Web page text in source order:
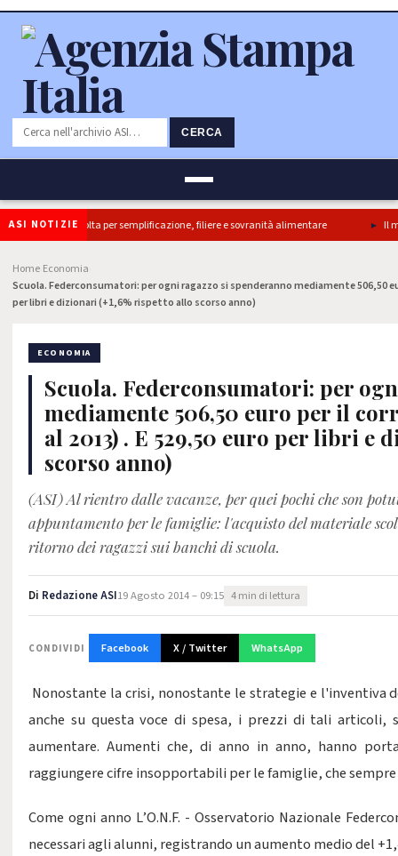
CERCA
ASI NOTIZIE
e’ svolta per semplificazione, filiere e sovranità alimentare Il
Home Economia
Scuola. Federconsumatori: per ogni ragazzo si spenderanno mediamente 506,50
per libri e dizionari (+1,6% rispetto allo scorso anno)
ECONOMIA
Scuola. Federconsumatori: per
mediamente 506,50 euro per il
al 2013) . E 529,50 euro per libri e
scorso anno)
(ASI) Al rientro dalle vacanze, per quei pochi che son
appuntamento per le famiglie: l'acquisto del materiale
ritorno dei ragazzi sui banchi di scuola.
Di Redazione ASI19 Agosto 2014 – 09:15 4 min di lettura
CONDIVIDI Facebook X / Twitter WhatsApp
Nonostante la crisi, nonostante le strategie e l'inventiva
anche su questa voce di spesa, i prezzi di tali articoli,
aumentare. Aumenti che, di anno in anno, hanno
raggiungere cifre insopportabili per le famiglie, che
Come ogni anno L’O.N.F. - Osservatorio Nazionale
necessari agli alunni, registrando un aumento medio del